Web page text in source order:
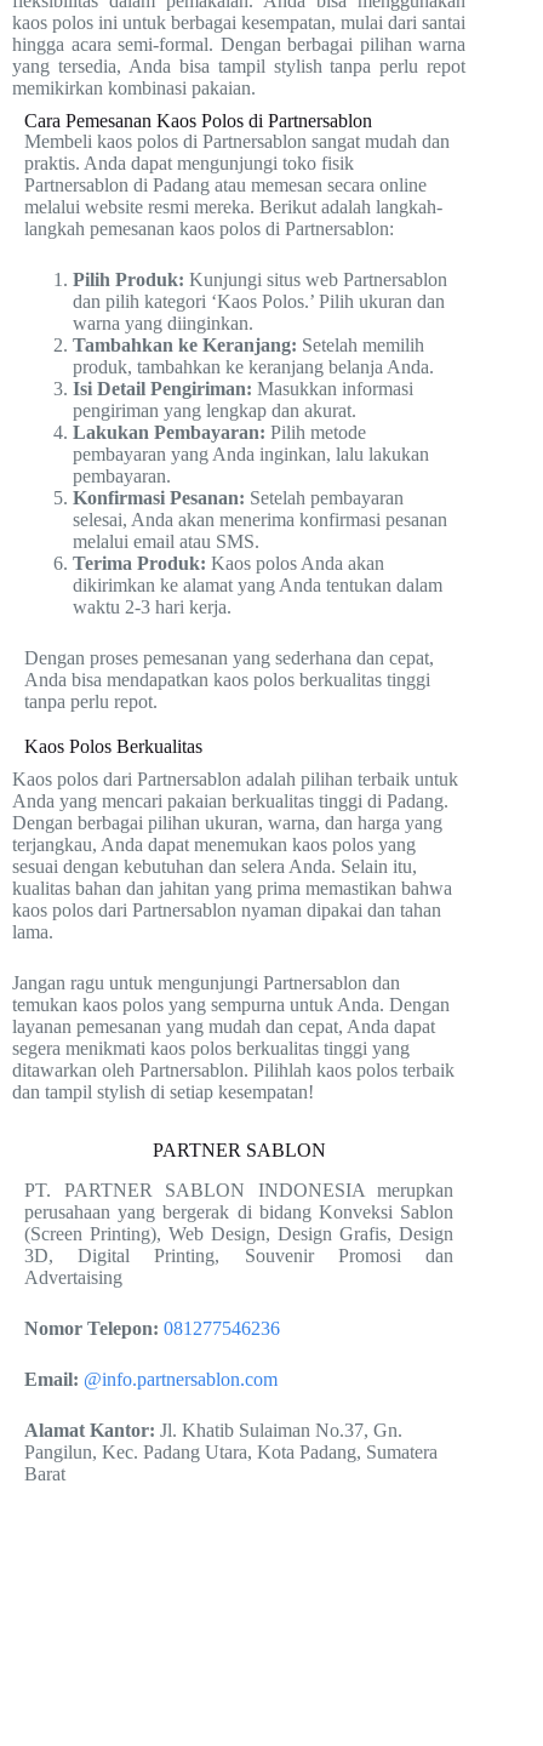
kaos polos ini untuk berbagai kesempatan, mulai dari santai
hingga acara semi-formal. Dengan berbagai pilihan warna
yang tersedia, Anda bisa tampil stylish tanpa perlu repot
memikirkan kombinasi pakaian.
Cara Pemesanan Kaos Polos di Partnersablon
Membeli kaos polos di Partnersablon sangat mudah dan
praktis. Anda dapat mengunjungi toko fisik
Partnersablon di Padang atau memesan secara online
melalui website resmi mereka. Berikut adalah langkah-
langkah pemesanan kaos polos di Partnersablon:
Pilih Produk: Kunjungi situs web Partnersablon
dan pilih kategori ‘Kaos Polos.’ Pilih ukuran dan
warna yang diinginkan.
Tambahkan ke Keranjang: Setelah memilih
produk, tambahkan ke keranjang belanja Anda.
Isi Detail Pengiriman: Masukkan informasi
pengiriman yang lengkap dan akurat.
Lakukan Pembayaran: Pilih metode
pembayaran yang Anda inginkan, lalu lakukan
pembayaran.
Konfirmasi Pesanan: Setelah pembayaran
selesai, Anda akan menerima konfirmasi pesanan
melalui email atau SMS.
Terima Produk: Kaos polos Anda akan
dikirimkan ke alamat yang Anda tentukan dalam
waktu 2-3 hari kerja.
Dengan proses pemesanan yang sederhana dan cepat,
Anda bisa mendapatkan kaos polos berkualitas tinggi
tanpa perlu repot.
Kaos Polos Berkualitas
Kaos polos dari Partnersablon adalah pilihan terbaik untuk
Anda yang mencari pakaian berkualitas tinggi di Padang.
Dengan berbagai pilihan ukuran, warna, dan harga yang
terjangkau, Anda dapat menemukan kaos polos yang
sesuai dengan kebutuhan dan selera Anda. Selain itu,
kualitas bahan dan jahitan yang prima memastikan bahwa
kaos polos dari Partnersablon nyaman dipakai dan tahan
lama.
Jangan ragu untuk mengunjungi Partnersablon dan
temukan kaos polos yang sempurna untuk Anda. Dengan
layanan pemesanan yang mudah dan cepat, Anda dapat
segera menikmati kaos polos berkualitas tinggi yang
ditawarkan oleh Partnersablon. Pilihlah kaos polos terbaik
dan tampil stylish di setiap kesempatan!
PARTNER SABLON
PT. PARTNER SABLON INDONESIA merupkan
perusahaan yang bergerak di bidang Konveksi Sablon
(Screen Printing), Web Design, Design Grafis, Design
3D, Digital Printing, Souvenir Promosi dan
Advertaising
Nomor Telepon: 081277546236
Email: @info.partnersablon.com
Alamat Kantor: Jl. Khatib Sulaiman No.37, Gn.
Pangilun, Kec. Padang Utara, Kota Padang, Sumatera
Barat